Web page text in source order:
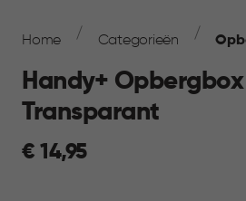
Navigation
Home Categorieën
Handy+
Transparant
€
€ 14,95